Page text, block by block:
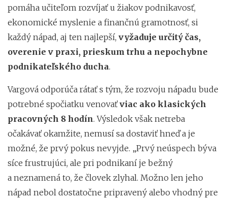
pomáha učiteľom rozvíjať u žiakov podnikavosť,
ekonomické myslenie a finančnú gramotnosť, si
každý nápad, aj ten najlepší, vyžaduje určitý čas,
overenie v praxi, prieskum trhu a nepochybne
podnikateľského ducha.
Vargová odporúča rátať s tým, že rozvoju nápadu bude
potrebné spočiatku venovaťviac ako klasických
pracovných 8 hodín. Výsledok však netreba
očakávať okamžite, nemusí sa dostaviť hneď a je
možné, že prvý pokus nevyjde. „Prvý neúspech býva
síce frustrujúci, ale pri podnikaní je bežný
a neznamená to, že človek zlyhal. Možno len jeho
nápad nebol dostatočne pripravený alebo vhodný pre